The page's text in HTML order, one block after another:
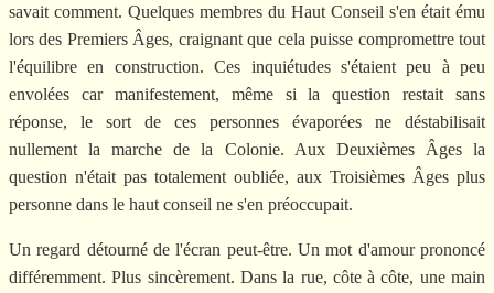
savait comment. Quelques membres du Haut Conseil s'en était ému
lors des Premiers Âges, craignant que cela puisse compromettre tout
l'équilibre en construction. Ces inquiétudes s'étaient peu à peu
envolées car manifestement, même si la question restait sans
réponse, le sort de ces personnes évaporées ne déstabilisait
nullement la marche de la Colonie. Aux Deuxièmes Âges la
question n'était pas totalement oubliée, aux Troisièmes Âges plus
personne dans le haut conseil ne s'en préoccupait.
Un regard détourné de l'écran peut-être. Un mot d'amour prononcé
différemment. Plus sincèrement. Dans la rue, côte à côte, une main